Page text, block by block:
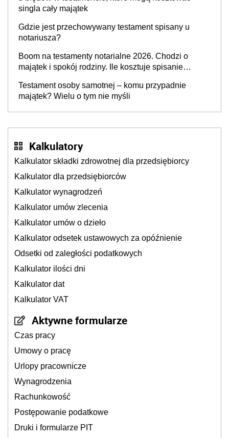
singla cały majątek
Gdzie jest przechowywany testament spisany u
notariusza?
Boom na testamenty notarialne 2026. Chodzi o
majątek i spokój rodziny. Ile kosztuje spisanie
Testament osoby samotnej – komu przypadnie
majątek? Wielu o tym nie myśli
Kalkulatory
Kalkulator składki zdrowotnej dla przedsiębiorcy
Kalkulator dla przedsiębiorców
Kalkulator wynagrodzeń
Kalkulator umów zlecenia
Kalkulator umów o dzieło
Kalkulator odsetek ustawowych za opóźnienie
Odsetki od zaległości podatkowych
Kalkulator ilości dni
Kalkulator dat
Kalkulator VAT
Aktywne formularze
Czas pracy
Umowy o pracę
Urlopy pracownicze
Wynagrodzenia
Rachunkowość
Postępowanie podatkowe
Druki i formularze PIT